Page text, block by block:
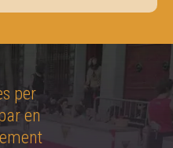
per
en